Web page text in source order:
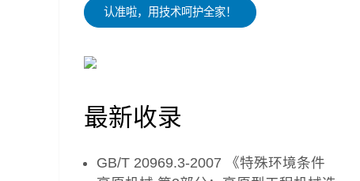
认准啦，用技术呵护全家！
最新收录
GB/T 20969.3-2007 《特殊环境条件